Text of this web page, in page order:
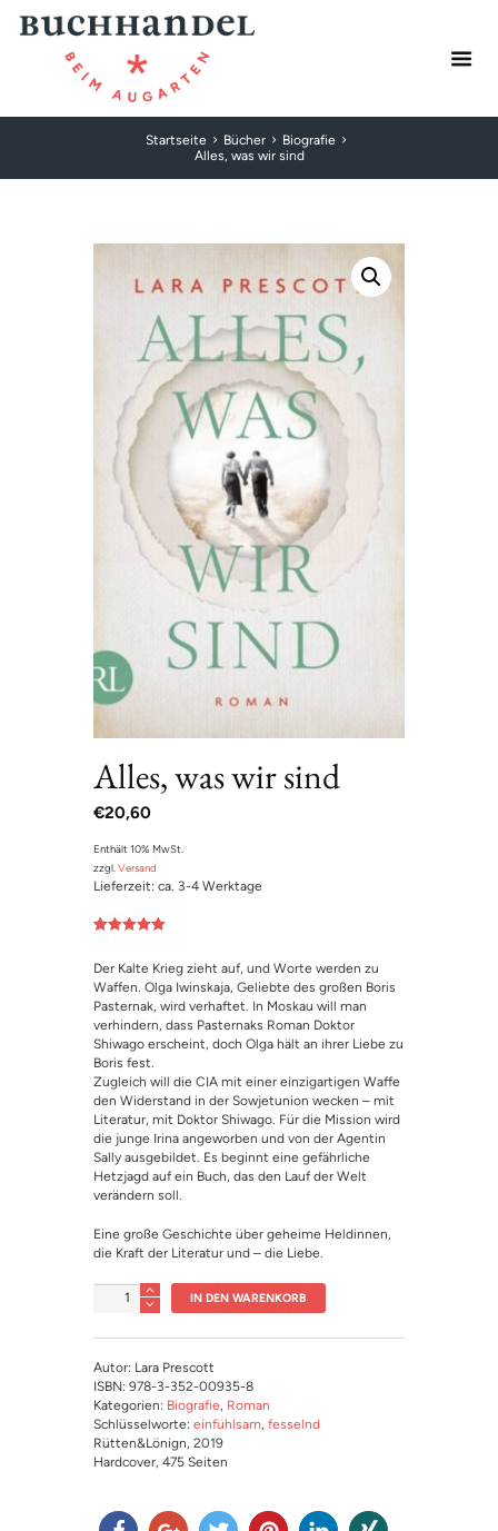
Startseite Bücher
Biografie
Alles, was wir sind
Alles, was wir sind
€20,60
Enthält 10% MwSt.
zzgl. Versand
Lieferzeit: ca. 3-4 Werktage
basierend
auf
Kundenbewe
rtung
Der Kalte Krieg zieht auf, und Worte werden zu
Waffen. Olga Iwinskaja, Geliebte des großen Boris
Pasternak, wird verhaftet. In Moskau will man
verhindern, dass Pasternaks Roman Doktor
Shiwago erscheint, doch Olga hält an ihrer Liebe zu
Boris fest.
Zugleich will die CIA mit einer einzigartigen Waffe
den Widerstand in der Sowjetunion wecken – mit
Literatur, mit Doktor Shiwago. Für die Mission wird
die junge Irina angeworben und von der Agentin
Sally ausgebildet. Es beginnt eine gefährliche
Hetzjagd auf ein Buch, das den Lauf der Welt
verändern soll.
Eine große Geschichte über geheime Heldinnen,
die Kraft der Literatur und – die Liebe.
Anzahl IN DEN WARENKORB
Autor: Lara Prescott
ISBN: 978-3-352-00935-8
Kategorien: Biografie, Roman
Schlüsselworte: einfühlsam, fesselnd
Rütten&Lönign, 2019
Hardcover, 475 Seiten